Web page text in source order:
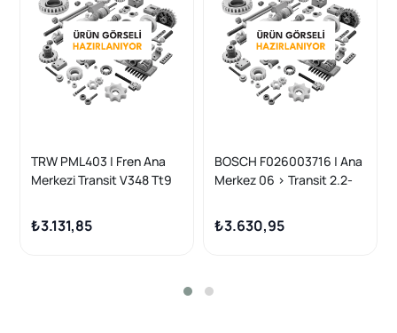
TRW PML403 | Fren Ana
Merkezi Transit V348 Tt9
Asblı
₺3.131,85
BOSCH F026003716 | Ana
Merkez 06 > Transit 2.2-
₺3.630,95